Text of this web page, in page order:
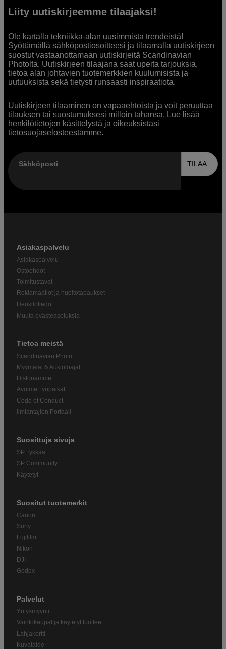
Liity uutiskirjeemme tilaajaksi!
Ole kartalla tekniikka-alan uusimmista trendeistä!
Syöttämällä sähköpostiosoitteesi ja tilaamalla uutiskirjeen
suostut vastaanottamaan uutiskirjeitä Scandinavian
Photolta. Uutiskirjeen tilaajana saat upeita tarjouksia,
tietoa alan johtavien tuotemerkkien kuulumisista ja
uutuuksista sekä tietysti runsaasti inspiraatiota.
Uutiskirjeen tilaaminen on vapaaehtoista ja voit peruuttaa
tilauksen tai suostumuksesi milloin tahansa. Lue lisää
henkilötietojen käsittelystä ja oikeuksistasi
tietosuojaselosteestamme.
Sähköposti TILAA
Asiakaspalvelu
Asiakaspalvelu
Ostoehdot
Toimitustavat
Reklamaatiot ja huoltotapaukset
Henkilötiedot
Muuta evästeasetuksia
Tietoa meistä
Scandinavian Photo
Myymälät & Aukioloajat
Historiamme
Avoimet työpaikat
Code of Conduct
Ilmiantajien Portaali
Suosittuja sivuja
SP Tykkää
SP Community
Käytetyt
Suositut tuotemerkit
Canon
Sony
Fujifilm
Nikon
DJI
Godox
Palvelut
Yritysmyynti
Vaihtokaupat ja käytetyt tuotteet
Lahjakortti
Kuvataide